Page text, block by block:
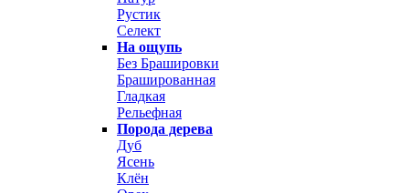
Рустик
Селект
На ощупь
Без Брашировки
Брашированная
Гладкая
Рельефная
Порода дерева
Дуб
Ясень
Клён